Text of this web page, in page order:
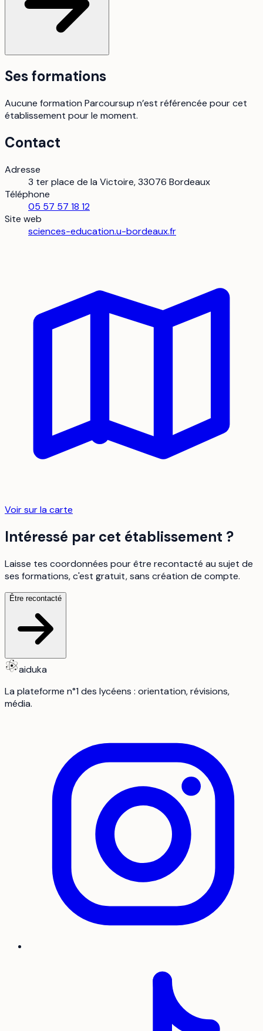
Ses formations
Aucune formation Parcoursup n’est référencée pour cet
établissement pour le moment.
Contact
Adresse
3 ter place de la Victoire, 33076 Bordeaux
Téléphone
05 57 57 18 12
Site web
sciences-education.u-bordeaux.fr
Voir sur la carte
Intéressé par cet établissement ?
Laisse tes coordonnées pour être recontacté au sujet de
ses formations, c'est gratuit, sans création de compte.
Être recontacté
aiduka
La plateforme n°1 des lycéens : orientation, révisions,
média.